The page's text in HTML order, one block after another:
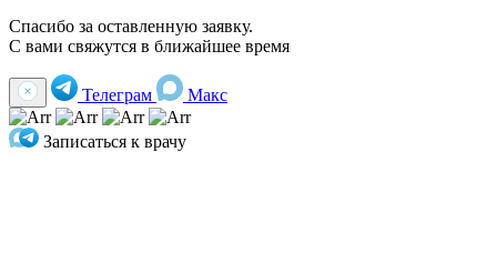
Спасибо за оставленную заявку.
С вами свяжутся в ближайшее время
Телеграм Макс
Записаться к врачу